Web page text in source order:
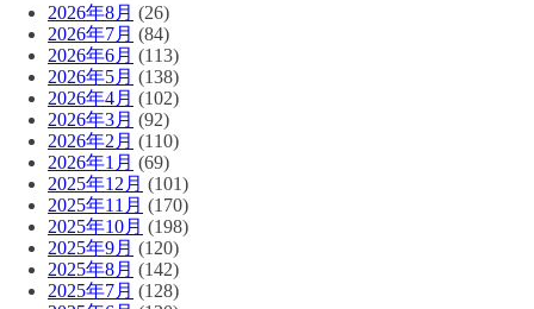
2026年8月 (26)
2026年7月 (84)
2026年6月 (113)
2026年5月 (138)
2026年4月 (102)
2026年3月 (92)
2026年2月 (110)
2026年1月 (69)
2025年12月 (101)
2025年11月 (170)
2025年10月 (198)
2025年9月 (120)
2025年8月 (142)
2025年7月 (128)